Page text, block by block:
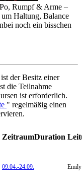
Rumpf & Arme –
Haltung, Balance
noch ein bisschen
der Besitz einer
die Teilnahme
ist erforderlich.
" regelmäßig einen
ZeitraumDuration
09.04.-24.09. Emily